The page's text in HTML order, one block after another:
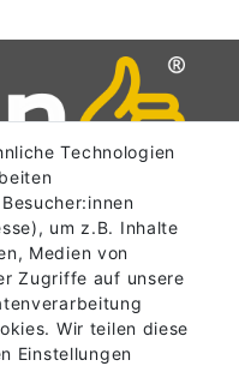
Technologien
um z.B. Inhalte
Medien von
Zugriffe auf unsere
Wir teilen diese
Einstellungen